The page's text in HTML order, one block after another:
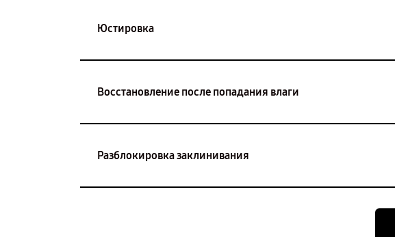
Юстировка
Восстановление после попадания влаги
Разблокировка заклинивания